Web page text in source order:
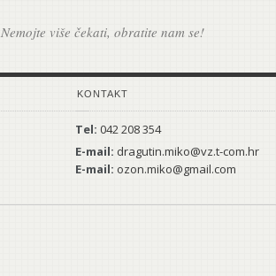
Nemojte više čekati, obratite nam se!
KONTAKT
Tel: 042 208 354
E-mail: dragutin.miko@vz.t-com.hr
E-mail: ozon.miko@gmail.com